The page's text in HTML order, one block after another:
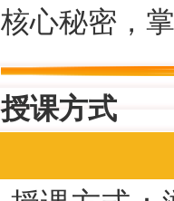
核心秘密，
授课方式